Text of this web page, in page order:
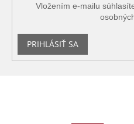
Vložením e-mailu
PRIHLÁSIŤ SA